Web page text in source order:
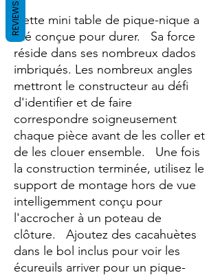
Cette mini table de pique-nique a
été conçue pour durer. Sa force
réside dans ses nombreux dados
imbriqués. Les nombreux angles
mettront le constructeur au défi
d'identifier et de faire
correspondre soigneusement
chaque pièce avant de les coller et
de les clouer ensemble. Une fois
la construction terminée, utilisez le
support de montage hors de vue
intelligemment conçu pour
l'accrocher à un poteau de
clôture. Ajoutez des cacahuètes
dans le bol inclus pour voir les
écureuils arriver pour un pique-
REVIEWS